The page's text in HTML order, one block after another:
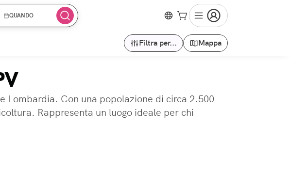
QUANDO
Filtra per... Mappa
Lombardia. Con una popolazione di circa 2.500
Rappresenta un luogo ideale per chi